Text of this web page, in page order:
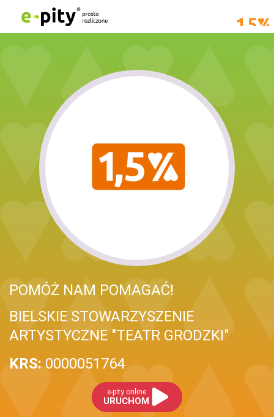
POMÓŻ NAM POMAGAĆ!
BIELSKIE STOWARZYSZENIE
ARTYSTYCZNE "TEATR GRODZKI"
KRS: 0000051764
e-pity online
URUCHOM